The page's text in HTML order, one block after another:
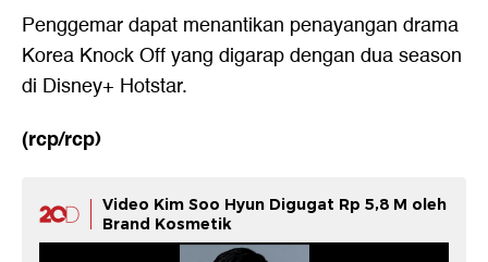
Penggemar dapat menantikan penayangan drama
Korea Knock Off yang digarap dengan dua season
di Disney+ Hotstar.
(rcp/rcp)
Video Kim Soo Hyun Digugat Rp 5,8 M oleh
Brand Kosmetik